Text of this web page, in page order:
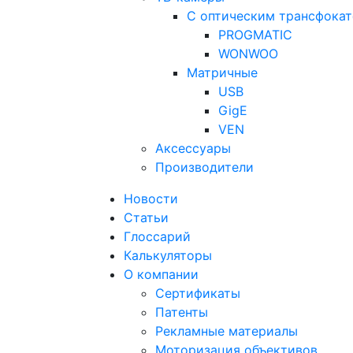
С оптическим
PROGMATIC
WONWOO
Матричные
USB
GigE
VEN
Аксессуары
Производители
Новости
Статьи
Глоссарий
Калькуляторы
О компании
Сертификаты
Патенты
Рекламные материалы
Моторизация объективов